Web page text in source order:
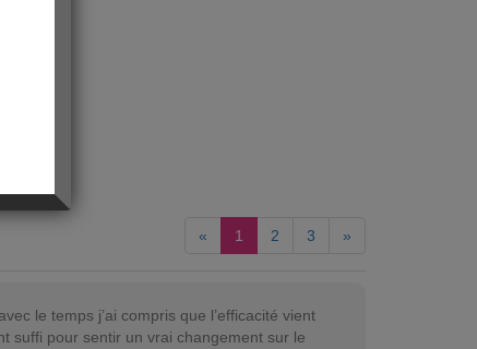
« 1 2 3 »
le temps j’ai compris que l’efficacité vient
suffi pour sentir un vrai changement sur le